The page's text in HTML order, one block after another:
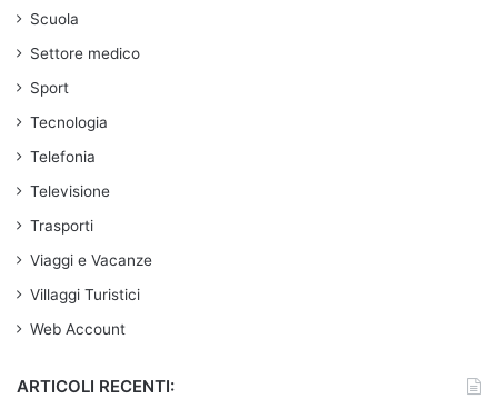
Scuola
Settore medico
Sport
Tecnologia
Telefonia
Televisione
Trasporti
Viaggi e Vacanze
Villaggi Turistici
Web Account
ARTICOLI RECENTI: